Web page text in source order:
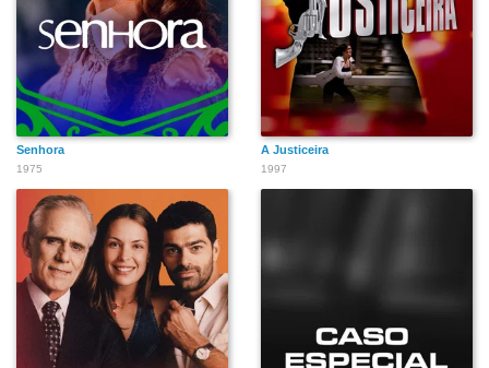
Senhora
1975
A Justiceira
1997